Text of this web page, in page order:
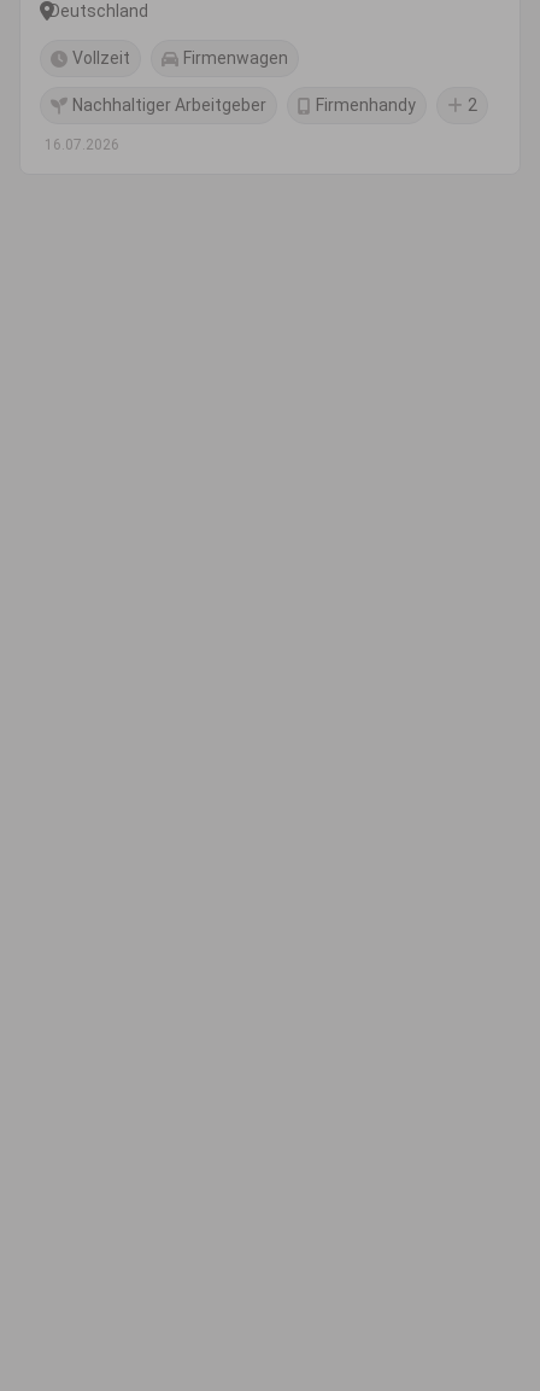
Deutschland
Vollzeit Firmenwagen
Nachhaltiger Arbeitgeber Firmenhandy 2
16.07.2026